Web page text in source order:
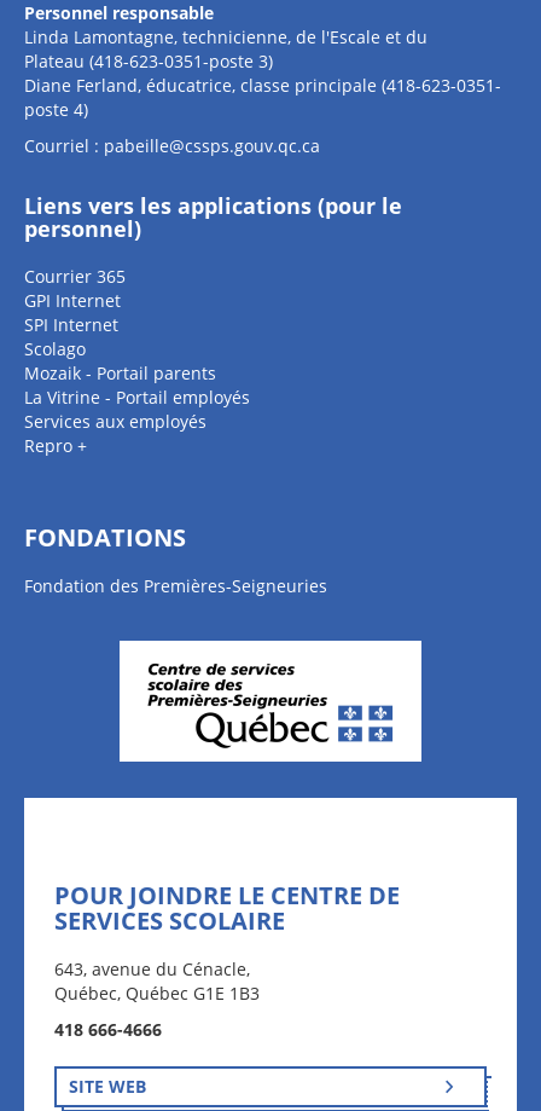
Personnel responsable
Linda Lamontagne, technicienne, de l'Escale et du
Plateau (418-623-0351-poste 3)
Diane Ferland, éducatrice, classe principale (418-623-0351-
poste 4)
Courriel : pabeille@cssps.gouv.qc.ca
Liens vers les applications (pour le
personnel)
Courrier 365
GPI Internet
SPI Internet
Scolago
Mozaik - Portail parents
La Vitrine - Portail employés
Services aux employés
Repro +
FONDATIONS
Fondation des Premières-Seigneuries
POUR JOINDRE LE CENTRE DE
SERVICES SCOLAIRE
643, avenue du Cénacle,
Québec, Québec G1E 1B3
418 666-4666
SITE WEB